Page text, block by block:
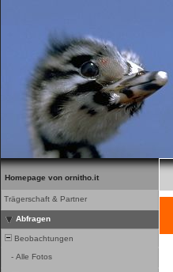
Homepage von ornitho.it
Trägerschaft & Partner
Abfragen
Beobachtungen
- Alle Fotos